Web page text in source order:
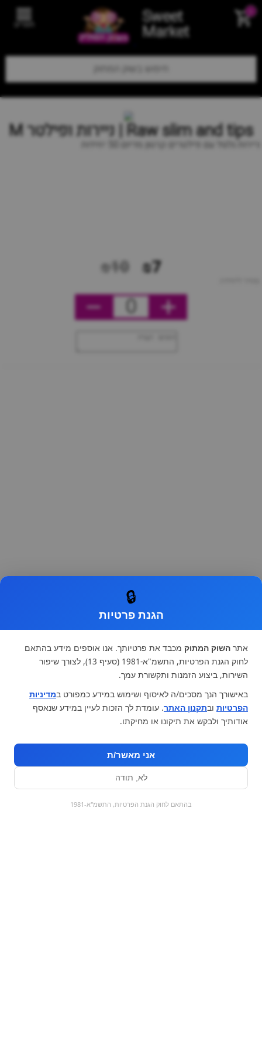
Sweet
Market תפריט
כל המוצרים
0
הקניות שלי מבצעים
Raw slim and tips | ניירות ופילטר M
ניירות גלגול עם פילטרים קרטון מדיום 50 יחידות
₪7
₪10
0
🔒
הגנת פרטיות
אתר השוק המתוק מכבד את פרטיותך. אנו אוספים מידע בהתאם
לחוק הגנת הפרטיות, התשמ"א-1981 (סעיף 13), לצורך שיפור
השירות, ביצוע הזמנות ותקשורת עמך.
באישורך הנך מסכים/ה לאיסוף ושימוש במידע כמפורט במדיניות
הפרטיות ובתקנון האתר. עומדת לך הזכות לעיין במידע שנאסף
אודותיך ולבקש את תיקונו או מחיקתו.
אני מאשר/ת
לא, תודה
בהתאם לחוק הגנת הפרטיות, התשמ"א-1981